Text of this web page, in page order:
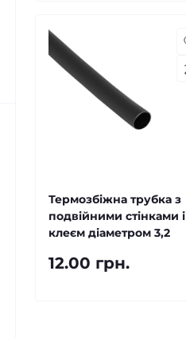
Термозбіжна трубка з
подвійними стінками і
клеєм діаметром 3,2
12.00 грн.